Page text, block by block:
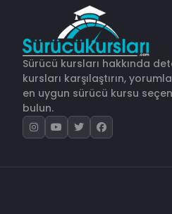
Sürücü kursları hakkında
kursları karşılaştırın,
en uygun sürücü kursu
bulun.